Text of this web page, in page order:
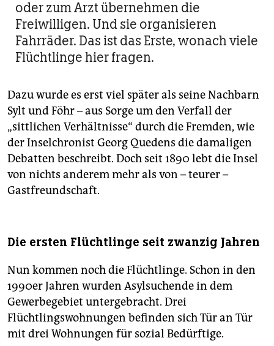
oder zum Arzt übernehmen die
Freiwilligen. Und sie organisieren
Fahrräder. Das ist das Erste, wonach viele
Flüchtlinge hier fragen.
Dazu wurde es erst viel später als seine Nachbarn
Sylt und Föhr – aus Sorge um den Verfall der
„sittlichen Verhältnisse“ durch die Fremden, wie
der Inselchronist Georg Quedens die damaligen
Debatten beschreibt. Doch seit 1890 lebt die Insel
von nichts anderem mehr als von – teurer –
Gastfreundschaft.
Die ersten Flüchtlinge seit zwanzig Jahren
Nun kommen noch die Flüchtlinge. Schon in den
1990er Jahren wurden Asylsuchende in dem
Gewerbegebiet untergebracht. Drei
Flüchtlingswohnungen befinden sich Tür an Tür
mit drei Wohnungen für sozial Bedürftige.